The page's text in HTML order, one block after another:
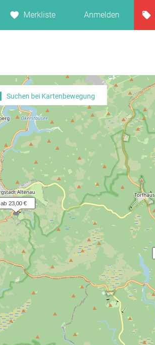
Merkliste Anmelden
ab 23,00 €
Suchen bei Kartenbewegung